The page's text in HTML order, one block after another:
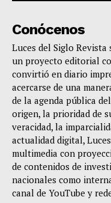
Conócenos
Luces del Siglo Revista
un proyecto editorial
convirtió en diario
acercarse de una
de la agenda pública
origen, la prioridad de
veracidad, la
actualidad digital,
multimedia con
de contenidos de
nacionales como
canal de YouTube y